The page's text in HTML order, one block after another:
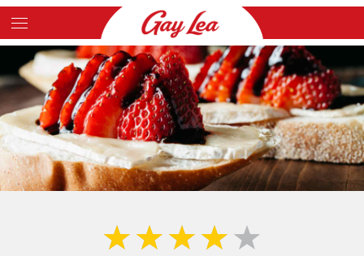
Skip
to
main
content
Content